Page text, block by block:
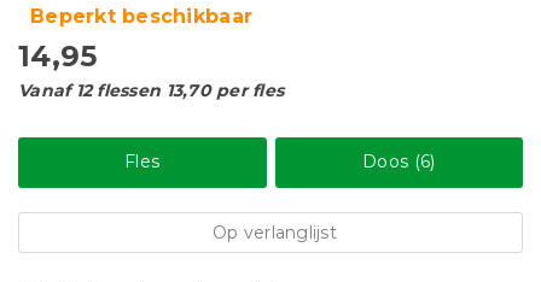
Beperkt beschikbaar
14,95
Vanaf 12 flessen 13,70 per fles
Fles Doos (6)
Op verlanglijst